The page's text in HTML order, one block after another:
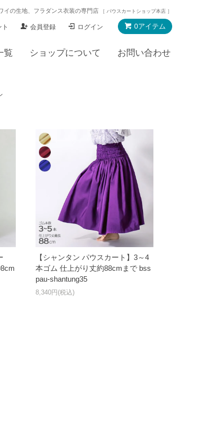
イの生地、フラダンス衣装の専門店 ［ パウスカートショップ本店 ］
0アイテム
会員登録 ログイン
覧 ショップについて お問い合わせ
【シャンタン パウスカート】3～4
本ゴム 仕上がり丈約88cmまで bss
pau-shantung35
8,340円(税込)